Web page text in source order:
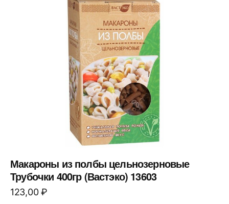
Макароны из полбы цельнозерновые
Трубочки 400гр (Вастэко) 13603
123,00₽